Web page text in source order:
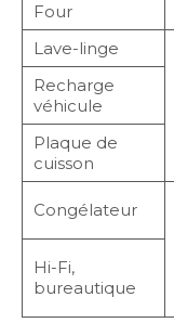
Four
Lave-linge
Recharge
véhicule
Plaque de
cuisson
Congélateur
Hi-Fi,
bureautique